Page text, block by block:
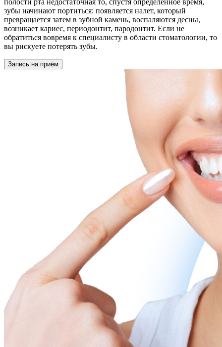
зубы начинают портиться: появляется налет, который
превращается затем в зубной камень, воспаляются десны,
возникает кариес, периодонтит, пародонтит. Если не
обратиться вовремя к специалисту в области стоматологии, то
вы рискуете потерять зубы.
Запись на приём